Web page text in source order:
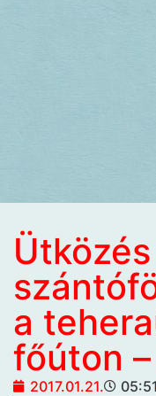
a
főúton
2017.01.21. 05:51